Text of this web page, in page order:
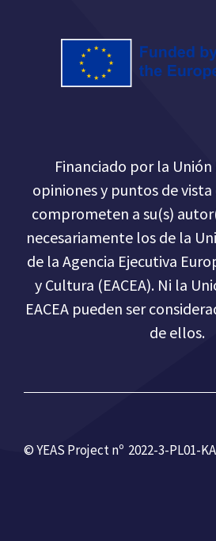
Financiado por la Unión
opiniones y puntos de
comprometen a su(s)
necesariamente los de la
de la Agencia Ejecutiva
y Cultura (EACEA). Ni la
EACEA pueden ser
de ellos.
© YEAS Project nº 2022-3-PL01-